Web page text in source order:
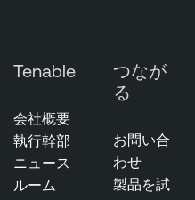
Tenable
会社概要
執行幹部
ニュース
ルーム
つなが
る
お問い合
わせ
製品を試